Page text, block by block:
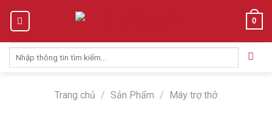
0
kiếm:
Trang chủ / Sản Phẩm / Máy trợ thở